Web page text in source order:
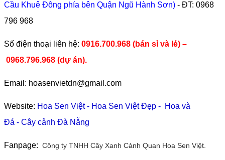
Cầu Khuê Đông phía bên Quận Ngũ Hành Sơn) - ĐT: 0968
796 968
​Số điện thoại liên hệ: 0916.700.968 (bán sỉ và lẻ) –
0968.796.968 (dự án).
Email: hoasenvietdn@gmail.com
Website: Hoa Sen Việt- Hoa Sen Việt Đẹp - Hoa và
Đá - Cây cảnh Đà Nẵng
Fanpage: Công ty TNHH Cây Xanh Cảnh Quan Hoa Sen Việt.